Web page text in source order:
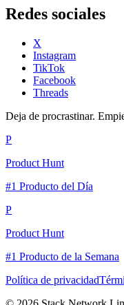
Redes sociales
X
Instagram
TikTok
Facebook
Threads
Deja de procrastinar.
P
Product Hunt
#1 Producto del Día
P
Product Hunt
#1 Producto de la Semana
Política de privacidad